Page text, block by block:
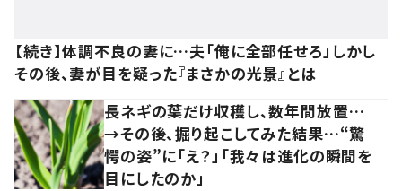
【続き】体調不良の妻に…夫「俺に全部任せろ」しかし
その後、妻が目を疑った『まさかの光景』とは
長ネギの葉だけ収穫し、数年間放置…
→その後、掘り起こしてみた結果…“驚
愕の姿”に「え？」「我々は進化の瞬間を
目にしたのか」